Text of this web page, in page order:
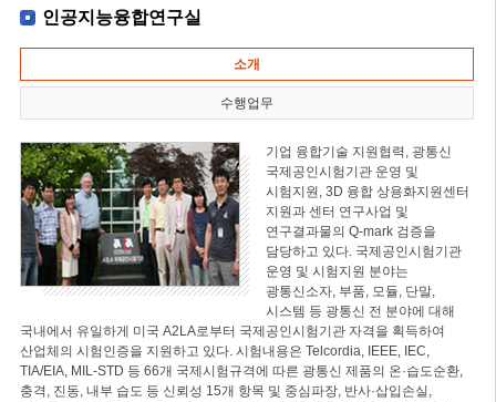
인공지능융합연구실
소개
수행업무
기업 융합기술 지원협력, 광통신
국제공인시험기관 운영 및
시험지원, 3D 융합 상용화지원센터
지원과 센터 연구사업 및
연구결과물의 Q-mark 검증을
담당하고 있다. 국제공인시험기관
운영 및 시험지원 분야는
광통신소자, 부품, 모듈, 단말,
시스템 등 광통신 전 분야에 대해
국내에서 유일하게 미국 A2LA로부터 국제공인시험기관 자격을 획득하여
산업체의 시험인증을 지원하고 있다. 시험내용은 Telcordia, IEEE, IEC,
TIA/EIA, MIL-STD 등 66개 국제시험규격에 따른 광통신 제품의 온·습도순환,
충격, 진동, 내부 습도 등 신뢰성 15개 항목 및 중심파장, 반사·삽입손실,